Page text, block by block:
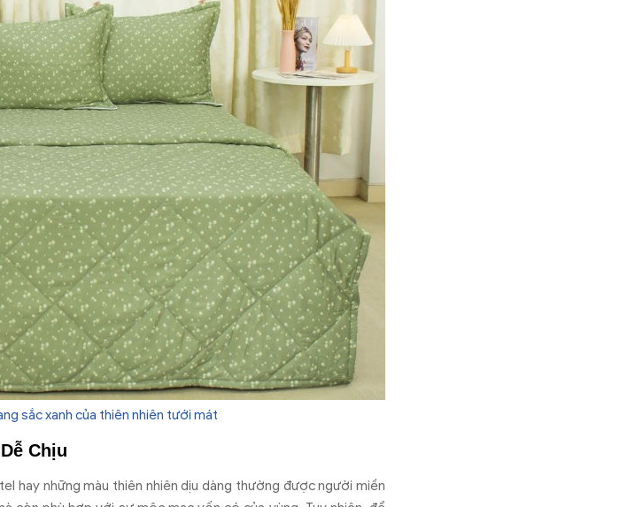
sắc xanh của thiên nhiên tưới mát
Chịu
hay những màu thiên nhiên dịu dàng thường được người miền